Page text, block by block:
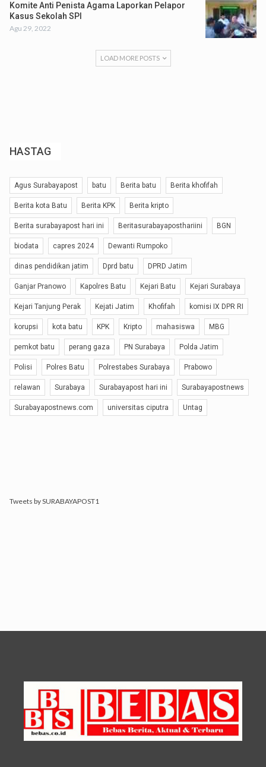
Komite Anti Penista Agama Laporkan Pelapor
Kasus Sekolah SPI
Agu 29, 2022
LOAD MORE POSTS
HASTAG
Agus Surabayapost batu Berita batu Berita khofifah
Berita kota Batu Berita KPK Berita kripto
Berita surabayapost hari ini Beritasurabayaposthariini BGN
biodata capres 2024 Dewanti Rumpoko
dinas pendidikan jatim Dprd batu DPRD Jatim
Ganjar Pranowo Kapolres Batu Kejari Batu Kejari Surabaya
Kejari Tanjung Perak Kejati Jatim Khofifah komisi IX DPR RI
korupsi kota batu KPK Kripto mahasiswa MBG
pemkot batu perang gaza PN Surabaya Polda Jatim
Polisi Polres Batu Polrestabes Surabaya Prabowo
relawan Surabaya Surabayapost hari ini Surabayapostnews
Surabayapostnews.com universitas ciputra Untag
Tweets by SURABAYAPOST1